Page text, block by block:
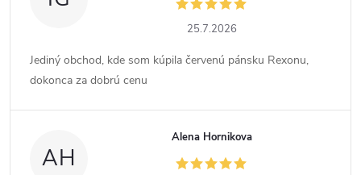
25.7.2026
Jediný obchod, kde som kúpila červenú pánsku Rexonu,
dokonca za dobrú cenu
AH
Alena Hornikova